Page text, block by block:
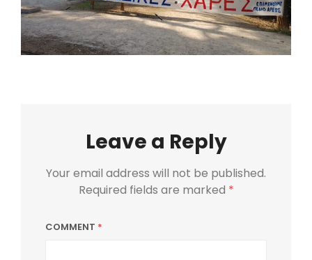
Leave a Reply
Your email address will not be published.
Required fields are marked *
COMMENT *